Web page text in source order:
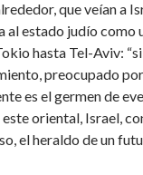
que veían
estado judío como
hasta Tel-Aviv:
preocupado
es el germen de
oriental, Israel,
el heraldo de un